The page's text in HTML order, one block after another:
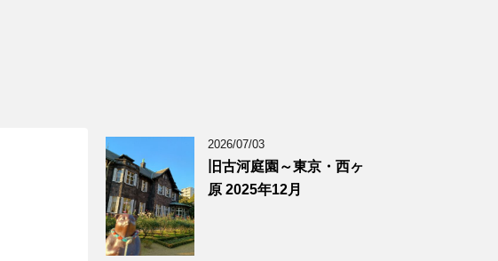
2026/07/03
旧古河庭園～東京・西ヶ
原 2025年12月